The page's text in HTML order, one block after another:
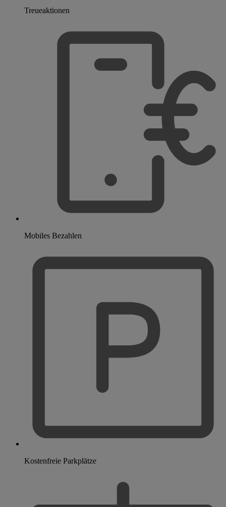
Treueaktionen
Mobiles Bezahlen
Kostenfreie Parkplätze